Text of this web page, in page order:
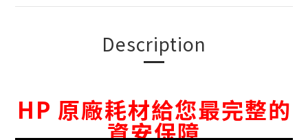
Description
HP 原廠耗材給您最完整的
資安保障